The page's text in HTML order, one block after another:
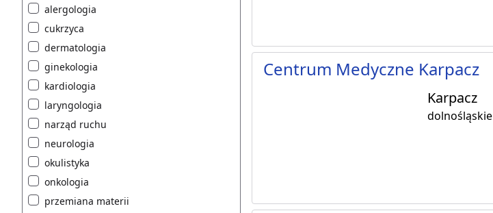
alergologia
cukrzyca
dermatologia
ginekologia
kardiologia
laryngologia
narząd ruchu
neurologia
okulistyka
onkologia
przemiana materii
Centrum Medyczne Karpacz
Karpacz
dolnośląskie